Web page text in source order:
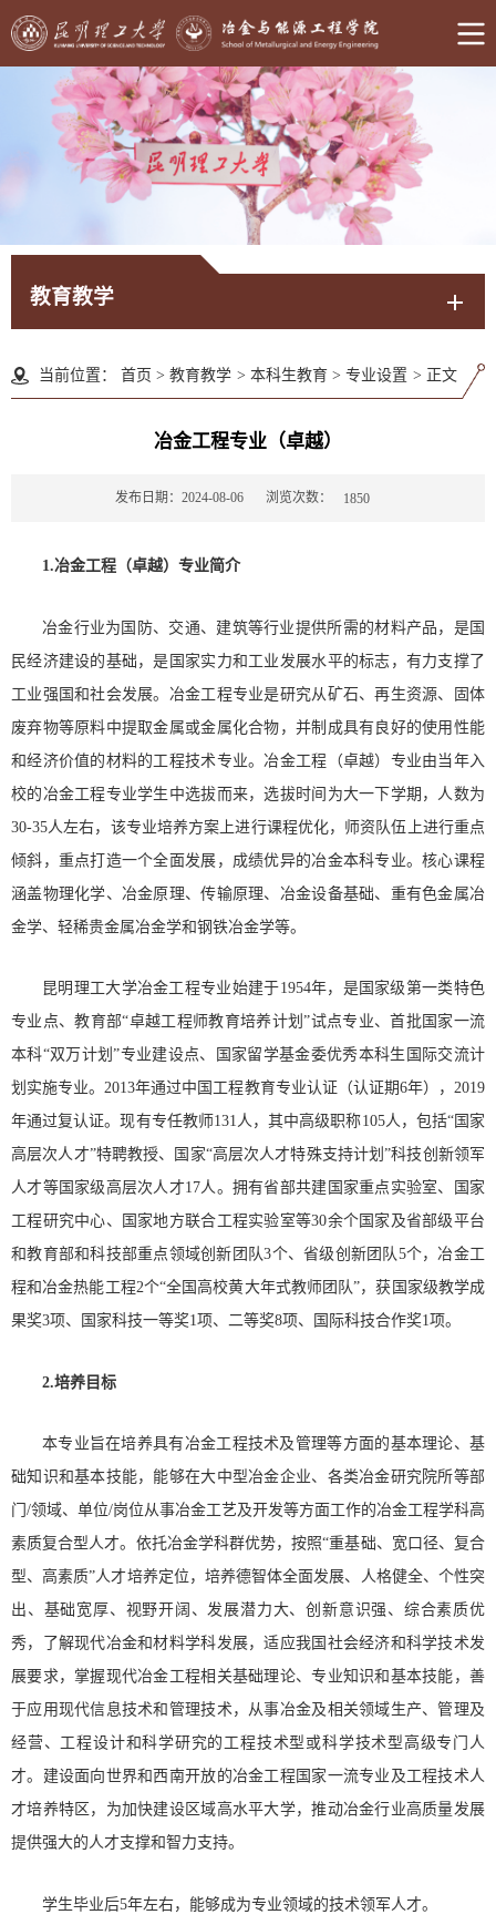
教育教学
当前位置： 首页 > 教育教学 > 本科生教育 > 专业设置 > 正文
冶金工程专业（卓越）
发布日期：2024-08-06 浏览次数： 1850
1.冶金工程（卓越）专业简介
冶金行业为国防、交通、建筑等行业提供所需的材料产品，是国
民经济建设的基础，是国家实力和工业发展水平的标志，有力支撑了
工业强国和社会发展。冶金工程专业是研究从矿石、再生资源、固体
废弃物等原料中提取金属或金属化合物，并制成具有良好的使用性能
和经济价值的材料的工程技术专业。冶金工程（卓越）专业由当年入
校的冶金工程专业学生中选拔而来，选拔时间为大一下学期，人数为
30-35人左右，该专业培养方案上进行课程优化，师资队伍上进行重点
倾斜，重点打造一个全面发展，成绩优异的冶金本科专业。核心课程
涵盖物理化学、冶金原理、传输原理、冶金设备基础、重有色金属冶
金学、轻稀贵金属冶金学和钢铁冶金学等。
昆明理工大学冶金工程专业始建于1954年，是国家级第一类特色
专业点、教育部“卓越工程师教育培养计划”试点专业、首批国家一流
本科“双万计划”专业建设点、国家留学基金委优秀本科生国际交流计
划实施专业。2013年通过中国工程教育专业认证（认证期6年），2019
年通过复认证。现有专任教师131人，其中高级职称105人，包括“国家
高层次人才”特聘教授、国家“高层次人才特殊支持计划”科技创新领军
人才等国家级高层次人才17人。拥有省部共建国家重点实验室、国家
工程研究中心、国家地方联合工程实验室等30余个国家及省部级平台
和教育部和科技部重点领域创新团队3个、省级创新团队5个，冶金工
程和冶金热能工程2个“全国高校黄大年式教师团队”，获国家级教学成
果奖3项、国家科技一等奖1项、二等奖8项、国际科技合作奖1项。
2.培养目标
本专业旨在培养具有冶金工程技术及管理等方面的基本理论、基
础知识和基本技能，能够在大中型冶金企业、各类冶金研究院所等部
门/领域、单位/岗位从事冶金工艺及开发等方面工作的冶金工程学科高
素质复合型人才。依托冶金学科群优势，按照“重基础、宽口径、复合
型、高素质”人才培养定位，培养德智体全面发展、人格健全、个性突
出、基础宽厚、视野开阔、发展潜力大、创新意识强、综合素质优
秀，了解现代冶金和材料学科发展，适应我国社会经济和科学技术发
展要求，掌握现代冶金工程相关基础理论、专业知识和基本技能，善
于应用现代信息技术和管理技术，从事冶金及相关领域生产、管理及
经营、工程设计和科学研究的工程技术型或科学技术型高级专门人
才。建设面向世界和西南开放的冶金工程国家一流专业及工程技术人
才培养特区，为加快建设区域高水平大学，推动冶金行业高质量发展
提供强大的人才支撑和智力支持。
学生毕业后5年左右，能够成为专业领域的技术领军人才。